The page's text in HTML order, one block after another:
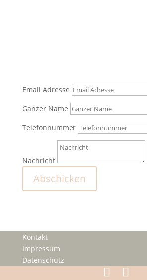
Email Adresse
Ganzer Name
Telefonnummer
Nachricht
Abschicken
Kontakt
Impressum
Datenschutz